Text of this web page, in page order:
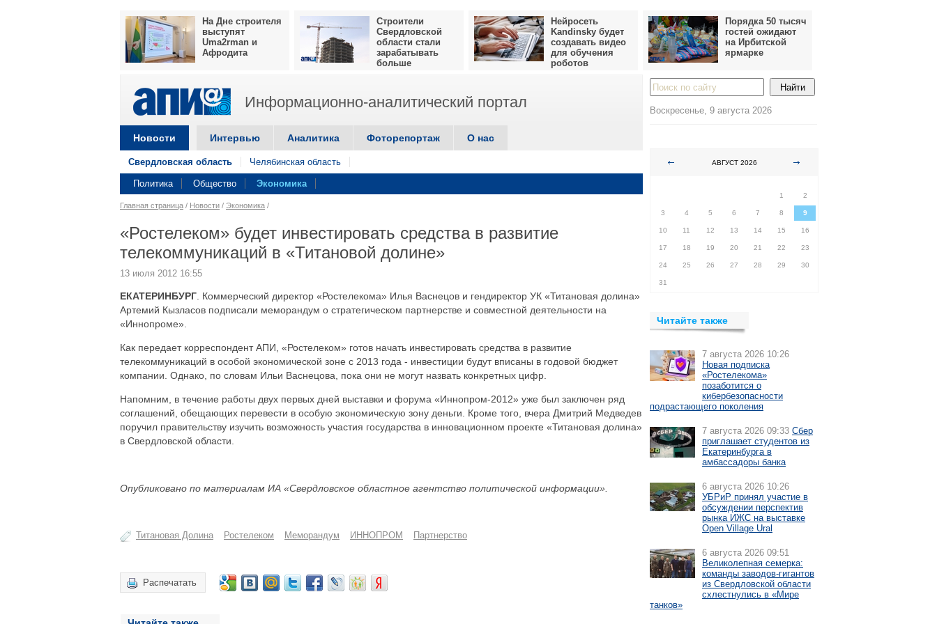
На Дне строителя
выступят
Uma2rman и
Афродита
Строители
Свердловской
области стали
зарабатывать
больше
Нейросеть
Kandinsky будет
создавать видео
для обучения
роботов
Порядка 50 тысяч
гостей ожидают
на Ирбитской
ярмарке
Информационно-аналитический портал
Новости Интервью Аналитика Фоторепортаж О нас
Свердловская область Челябинская область
Политика Общество Экономика
Главная страница / Новости / Экономика /
«Ростелеком» будет инвестировать средства в развитие
телекоммуникаций в «Титановой долине»
13 июля 2012 16:55
ЕКАТЕРИНБУРГ . Коммерческий директор «Ростелекома» Илья Васнецов и гендиректор УК «Титановая долина»
Артемий Кызласов подписали меморандум о стратегическом партнерстве и совместной деятельности на
«Иннопроме».
Как передает корреспондент АПИ, «Ростелеком» готов начать инвестировать средства в развитие
телекоммуникаций в особой экономической зоне с 2013 года - инвестиции будут вписаны в годовой бюджет
компании. Однако, по словам Ильи Васнецова, пока они не могут назвать конкретных цифр.
Напомним, в течение работы двух первых дней выставки и форума «Иннопром-2012» уже был заключен ряд
соглашений, обещающих перевести в особую экономическую зону деньги. Кроме того, вчера Дмитрий Медведев
поручил правительству изучить возможность участия государства в инновационном проекте «Титановая долина»
в Свердловской области.
Опубликовано по материалам ИА «Свердловское областное агентство политической информации».
Титановая Долина Ростелеком Меморандум ИННОПРОМ Партнерство
Распечатать
Воскресенье, 9 августа 2026
АВГУСТ 2026
1
2
3 4 5 6 7 8 9
10 11 12 13 14 15 16
17 18 19 20 21 22 23
24 25 26 27 28 29 30
31
Читайте также
7 августа 2026 10:26
Новая подписка
«Ростелекома»
позаботится о
кибербезопасности
подрастающего поколения
7 августа 2026 09:33 Сбер
приглашает студентов из
Екатеринбурга в
амбассадоры банка
6 августа 2026 10:26
УБРиР принял участие в
обсуждении перспектив
рынка ИЖС на выставке
Open Village Ural
6 августа 2026 09:51
Великолепная семерка:
команды заводов-гигантов
из Свердловской области
схлестнулись в «Мире
танков»